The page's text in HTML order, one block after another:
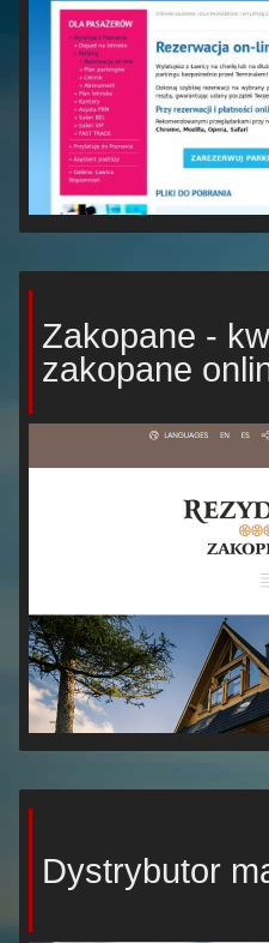
Zakopane -
zakopane
Dystrybutor